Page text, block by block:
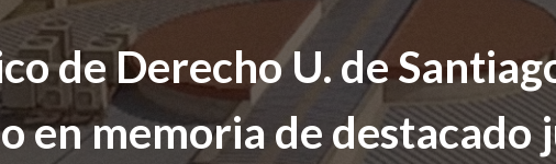
de Derecho U. de
en memoria de destacado